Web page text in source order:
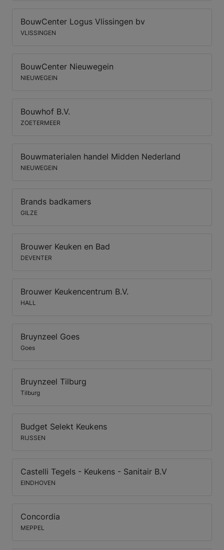
BouwCenter Logus Vlissingen bv
VLISSINGEN
BouwCenter Nieuwegein
NIEUWEGEIN
Bouwhof B.V.
ZOETERMEER
Bouwmaterialen handel Midden Nederland
NIEUWEGEIN
Brands badkamers
GILZE
Brouwer Keuken en Bad
DEVENTER
Brouwer Keukencentrum B.V.
HALL
Bruynzeel Goes
Goes
Bruynzeel Tilburg
Tilburg
Budget Selekt Keukens
RIJSSEN
Castelli Tegels - Keukens - Sanitair B.V
EINDHOVEN
Concordia
MEPPEL